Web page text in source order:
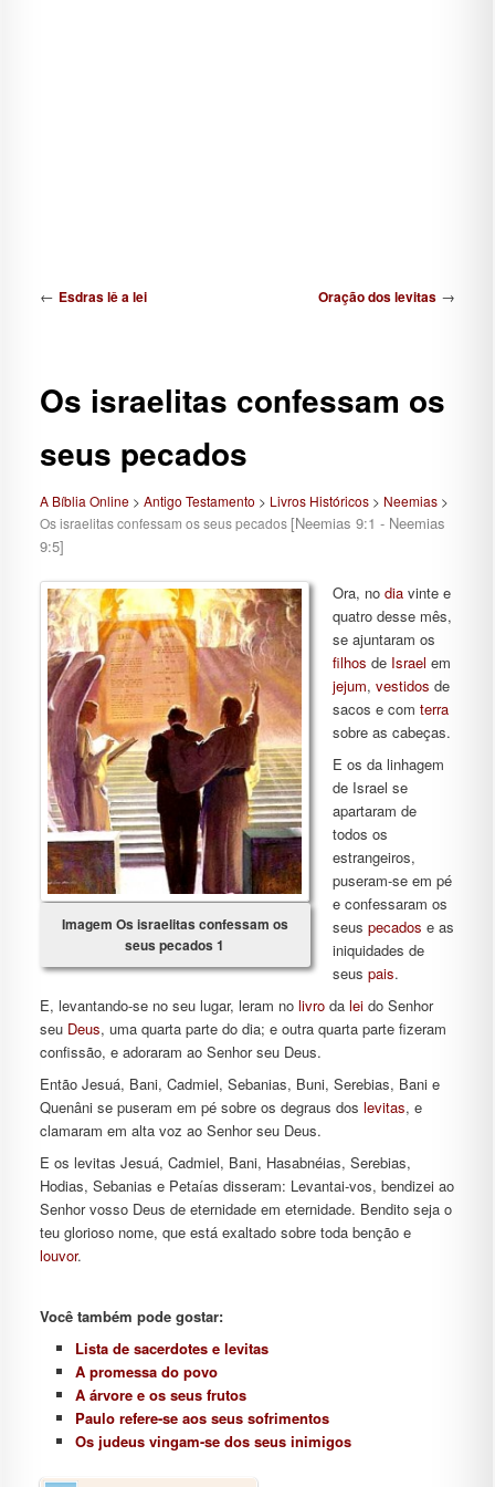
Navegação de posts Oração dos levitas →
← Esdras lê a lei
Os israelitas confessam os
seus pecados
A Bíblia Online> Antigo Testamento > Livros Históricos> Neemias>
Os israelitas confessam os seus pecados [Neemias 9:1 - Neemias
9:5]
Imagem Os israelitas confessam os
seus pecados 1
Ora, no diavinte e
quatro desse mês,
se ajuntaram os
filhos de Israel em
jejum, vestidos de
sacos e com terra
sobre as cabeças.
E os da linhagem
de Israel se
apartaram de
todos os
estrangeiros,
puseram-se em pé
e confessaram os
seus pecados e as
iniquidades de
seus pais.
E, levantando-se no seu lugar, leram no livroda leido Senhor
seu Deus, uma quarta parte do dia; e outra quarta parte fizeram
confissão, e adoraram ao Senhor seu Deus.
Então Jesuá, Bani, Cadmiel, Sebanias, Buni, Serebias, Bani e
Quenâni se puseram em pé sobre os degraus dos levitas, e
clamaram em alta voz ao Senhor seu Deus.
E os levitas Jesuá, Cadmiel, Bani, Hasabnéias, Serebias,
Hodias, Sebanias e Petaías disseram: Levantai-vos, bendizei ao
Senhor vosso Deus de eternidade em eternidade. Bendito seja o
teu glorioso nome, que está exaltado sobre toda benção e
louvor.
Você também pode gostar:
Lista de sacerdotes e levitas
A promessa do povo
A árvore e os seus frutos
Paulo refere-se aos seus sofrimentos
Os judeus vingam-se dos seus inimigos